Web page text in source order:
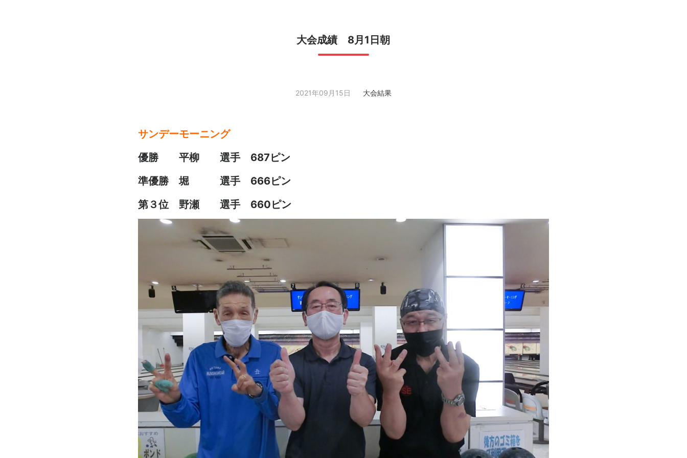
大会成績 8月1日朝
2021年09月15日 大会結果
サンデーモーニング
優勝 平柳 選手 687ピン
準優勝 堀 選手 666ピン
第３位 野瀬 選手 660ピン